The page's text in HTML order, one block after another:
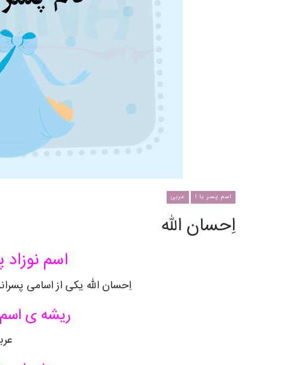
اسم پسر با ا عربی
اِحسان الله
اسم
اِحسان الله یکی از اسامی
ریشه ی اسم